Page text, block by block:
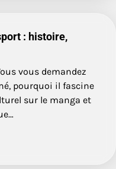
: histoire,
vous demandez
pourquoi il fascine
sur le manga et